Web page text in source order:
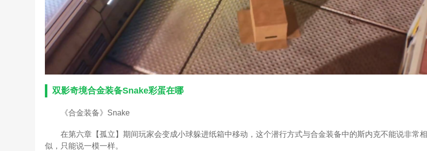
双影奇境合金装备Snake彩蛋在哪
《合金装备》Snake
在第六章【孤立】期间玩家会变成小球躲进纸箱中移动，这个潜行方式与合金装备中的斯内克不能说非常相
似，只能说一模一样。